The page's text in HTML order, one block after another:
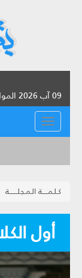
09 آب 2026 الموافق لـ 25 صفر 1448
القائمة
كـلـمـــــة الـمـجلـــــــة
أول